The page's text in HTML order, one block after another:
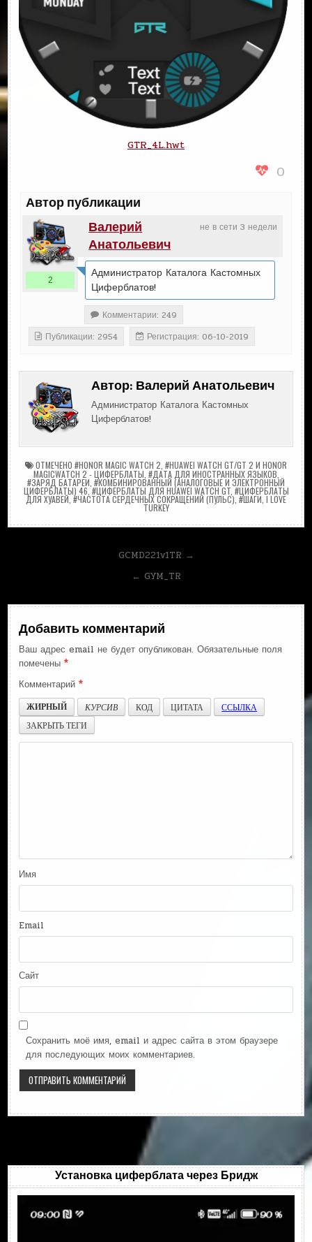
GTR_4L.hwt
0
Автор публикации
не в сети 3 недели
Валерий
Анатольевич
2
Администратор Каталога Кастомных
Циферблатов!
Комментарии: 249
Публикации: 2954
Регистрация: 06-10-2019
Автор: Валерий Анатольевич
Администратор Каталога Кастомных
Циферблатов!
ОТМЕЧЕНО #HONOR MAGIC WATCH 2 #HUAWEI WATCH GT/GT 2 И HONOR
MAGICWATCH 2 - ЦИФЕРБЛАТЫ #ДАТА ДЛЯ ИНОСТРАННЫХ ЯЗЫКОВ
#ЗАРЯД БАТАРЕИ #КОМБИНИРОВАННЫЙ (АНАЛОГОВЫЕ И ЭЛЕКТРОННЫЙ
ЦИФЕРБЛАТЫ) 46 ,#ЦИФЕРБЛАТЫ ДЛЯ HUAWEI WATCH GT, #ЦИФЕРБЛАТЫ
ДЛЯ ХУАВЕЙ #ЧАСТОТА СЕРДЕЧНЫХ СОКРАЩЕНИЙ (ПУЛЬС) #ШАГИ I LOVE
TURKEY
GCMD221v1TR →
← GYM_TR
Добавить комментарий
Ваш адрес email не будет опубликован. Обязательные поля
помечены*
Комментарий*
ЖИРНЫЙ
КУРСИВ КОД ЦИТАТА
ССЫЛКА
ЗАКРЫТЬ ТЕГИ
Имя
Email
Сайт
Сохранить моё имя, email и адрес сайта в этом браузере
для последующих моих комментариев.
Установка циферблата через Бридж